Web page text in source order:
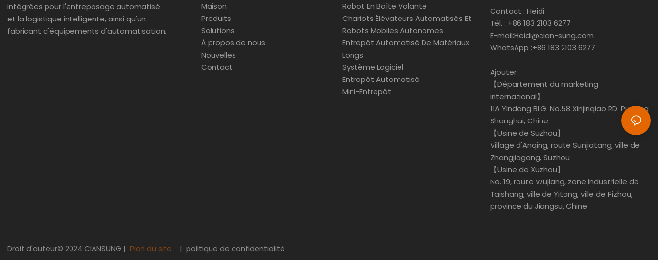
intégrées pour l'entreposage automatisé
et la logistique intelligente, ainsi qu'un
fabricant d'équipements d'automatisation.
Maison
Produits
Solutions
À propos de nous
Nouvelles
Contact
Robot En Boîte Volante
Chariots Élévateurs Automatisés Et
Robots Mobiles Autonomes
Entrepôt Automatisé De Matériaux
Longs
Système Logiciel
Entrepôt Automatisé
Mini-Entrepôt
Contact : Heidi
Tél. : +86 183 2103 6277
E-mail:Heidi@cian-sung.com
WhatsApp :+86 183 2103 6277
Ajouter:
【Département du marketing
international】
11A Yindong BLG. No.58 Xinjinqiao RD. Pudong
Shanghai, Chine
【Usine de Suzhou】
Village d'Anqing, route Sunjiatang, ville de
Zhangjiagang, Suzhou
【Usine de Xuzhou】
No. 19, route Wujiang, zone industrielle de
Taishang, ville de Yitang, ville de Pizhou,
province du Jiangsu, Chine
Droit d'auteur© 2024 CIANSUNG | Plan du site | politique de confidentialité